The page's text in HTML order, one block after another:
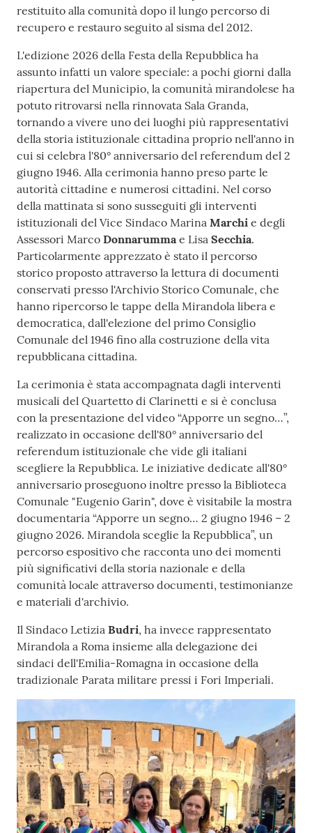
restituito alla comunità dopo il lungo percorso di
recupero e restauro seguito al sisma del 2012.
L'edizione 2026 della Festa della Repubblica ha
assunto infatti un valore speciale: a pochi giorni dalla
riapertura del Municipio, la comunità mirandolese ha
potuto ritrovarsi nella rinnovata Sala Granda,
tornando a vivere uno dei luoghi più rappresentativi
della storia istituzionale cittadina proprio nell'anno in
cui si celebra l'80° anniversario del referendum del 2
giugno 1946. Alla cerimonia hanno preso parte le
autorità cittadine e numerosi cittadini. Nel corso
della mattinata si sono susseguiti gli interventi
istituzionali del Vice Sindaco Marina Marchi e degli
Assessori Marco Donnarummae Lisa Secchia.
Particolarmente apprezzato è stato il percorso
storico proposto attraverso la lettura di documenti
conservati presso l'Archivio Storico Comunale, che
hanno ripercorso le tappe della Mirandola libera e
democratica, dall'elezione del primo Consiglio
Comunale del 1946 fino alla costruzione della vita
repubblicana cittadina.
La cerimonia è stata accompagnata dagli interventi
musicali del Quartetto di Clarinetti e si è conclusa
con la presentazione del video “Apporre un segno…”,
realizzato in occasione dell'80° anniversario del
referendum istituzionale che vide gli italiani
scegliere la Repubblica. Le iniziative dedicate all'80°
anniversario proseguono inoltre presso la Biblioteca
Comunale "Eugenio Garin", dove è visitabile la mostra
documentaria “Apporre un segno… 2 giugno 1946 – 2
giugno 2026. Mirandola sceglie la Repubblica”, un
percorso espositivo che racconta uno dei momenti
più significativi della storia nazionale e della
comunità locale attraverso documenti, testimonianze
e materiali d'archivio.
Il Sindaco Letizia Budri, ha invece rappresentato
Mirandola a Roma insieme alla delegazione dei
sindaci dell'Emilia-Romagna in occasione della
tradizionale Parata militare pressi i Fori Imperiali.